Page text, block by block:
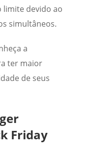
limite devido ao
simultâneos.
a
ter maior
de seus
Friday